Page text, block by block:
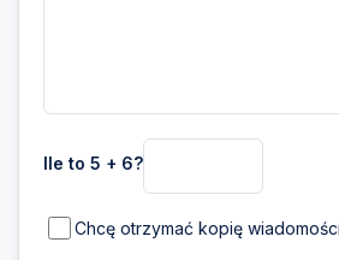
Ile to 5 + 6?
Chcę otrzymać kopię